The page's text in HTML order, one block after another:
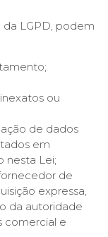
LGPD, podem
ou
de dados
em
nesta Lei;
de
expressa,
da autoridade
comercial e